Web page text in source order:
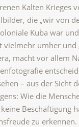
Kalten Krieges
die „wir von
Kuba war
vielmehr umher und
macht vor allem
– aus der Sicht
Wie die
Beschäftigung
zu